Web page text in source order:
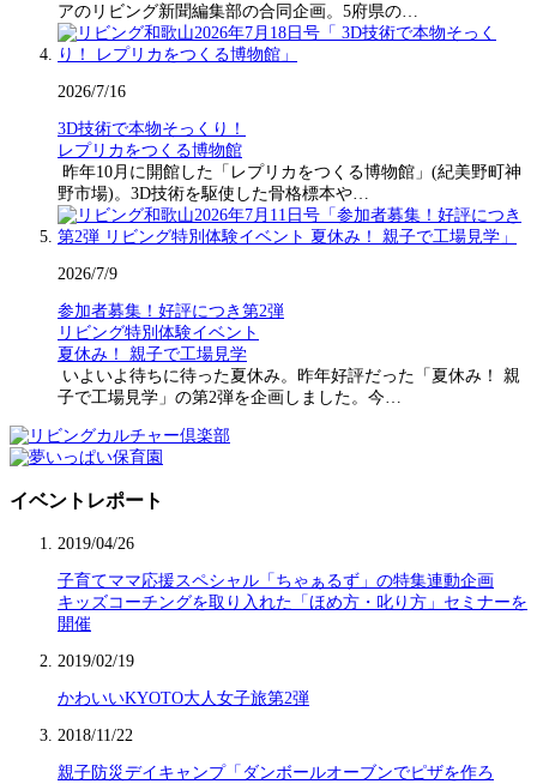
アのリビング新聞編集部の合同企画。5府県の…
2026/7/16
3D技術で本物そっくり！
レプリカをつくる博物館
昨年10月に開館した「レプリカをつくる博物館」(紀美野町神
野市場)。3D技術を駆使した骨格標本や…
2026/7/9
参加者募集！好評につき第2弾
リビング特別体験イベント
夏休み！ 親子で工場見学
いよいよ待ちに待った夏休み。昨年好評だった「夏休み！ 親
子で工場見学」の第2弾を企画しました。今…
イベントレポート
2019/04/26
子育てママ応援スペシャル「ちゃぁるず」の特集連動企画
キッズコーチングを取り入れた「ほめ方・叱り方」セミナーを
開催
2019/02/19
かわいいKYOTO大人女子旅第2弾
2018/11/22
親子防災デイキャンプ「ダンボールオーブンでピザを作ろ